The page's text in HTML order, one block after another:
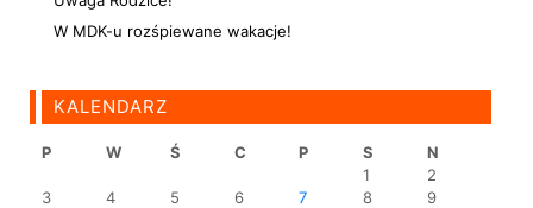
W MDK-u rozśpiewane wakacje!
KALENDARZ
P W Ś C P S
N
1
2
3
4 5 6 7 8
9